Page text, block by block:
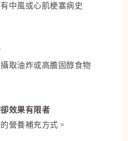
中風或心肌梗塞病史
取油炸或高膽固醇食物
效果有限者
營養補充方式。